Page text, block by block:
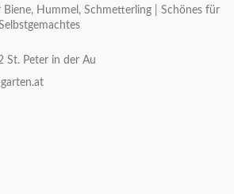
Hummel, Schmetterling | Schönes für
St. Peter in der Au